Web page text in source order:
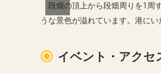
段畑の頂上から段畑周りを1周
うな景色が溢れています。港にい
イベント・アクセ